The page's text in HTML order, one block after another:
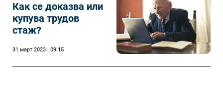
Как се доказва или
купува трудов
стаж?
31 март 2023 | 09:15